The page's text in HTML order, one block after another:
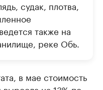
судак, плотва,
также на
реке Обь.
в мае стоимость